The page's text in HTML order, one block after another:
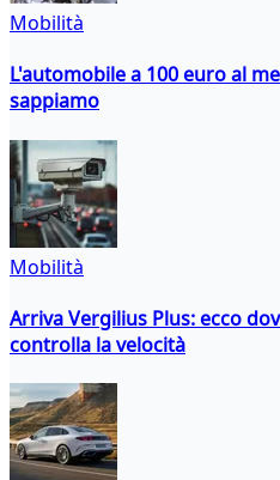
Mobilità
L'automobile a 100 euro al
sappiamo
Mobilità
Arriva Vergilius Plus: ecco
controlla la velocità